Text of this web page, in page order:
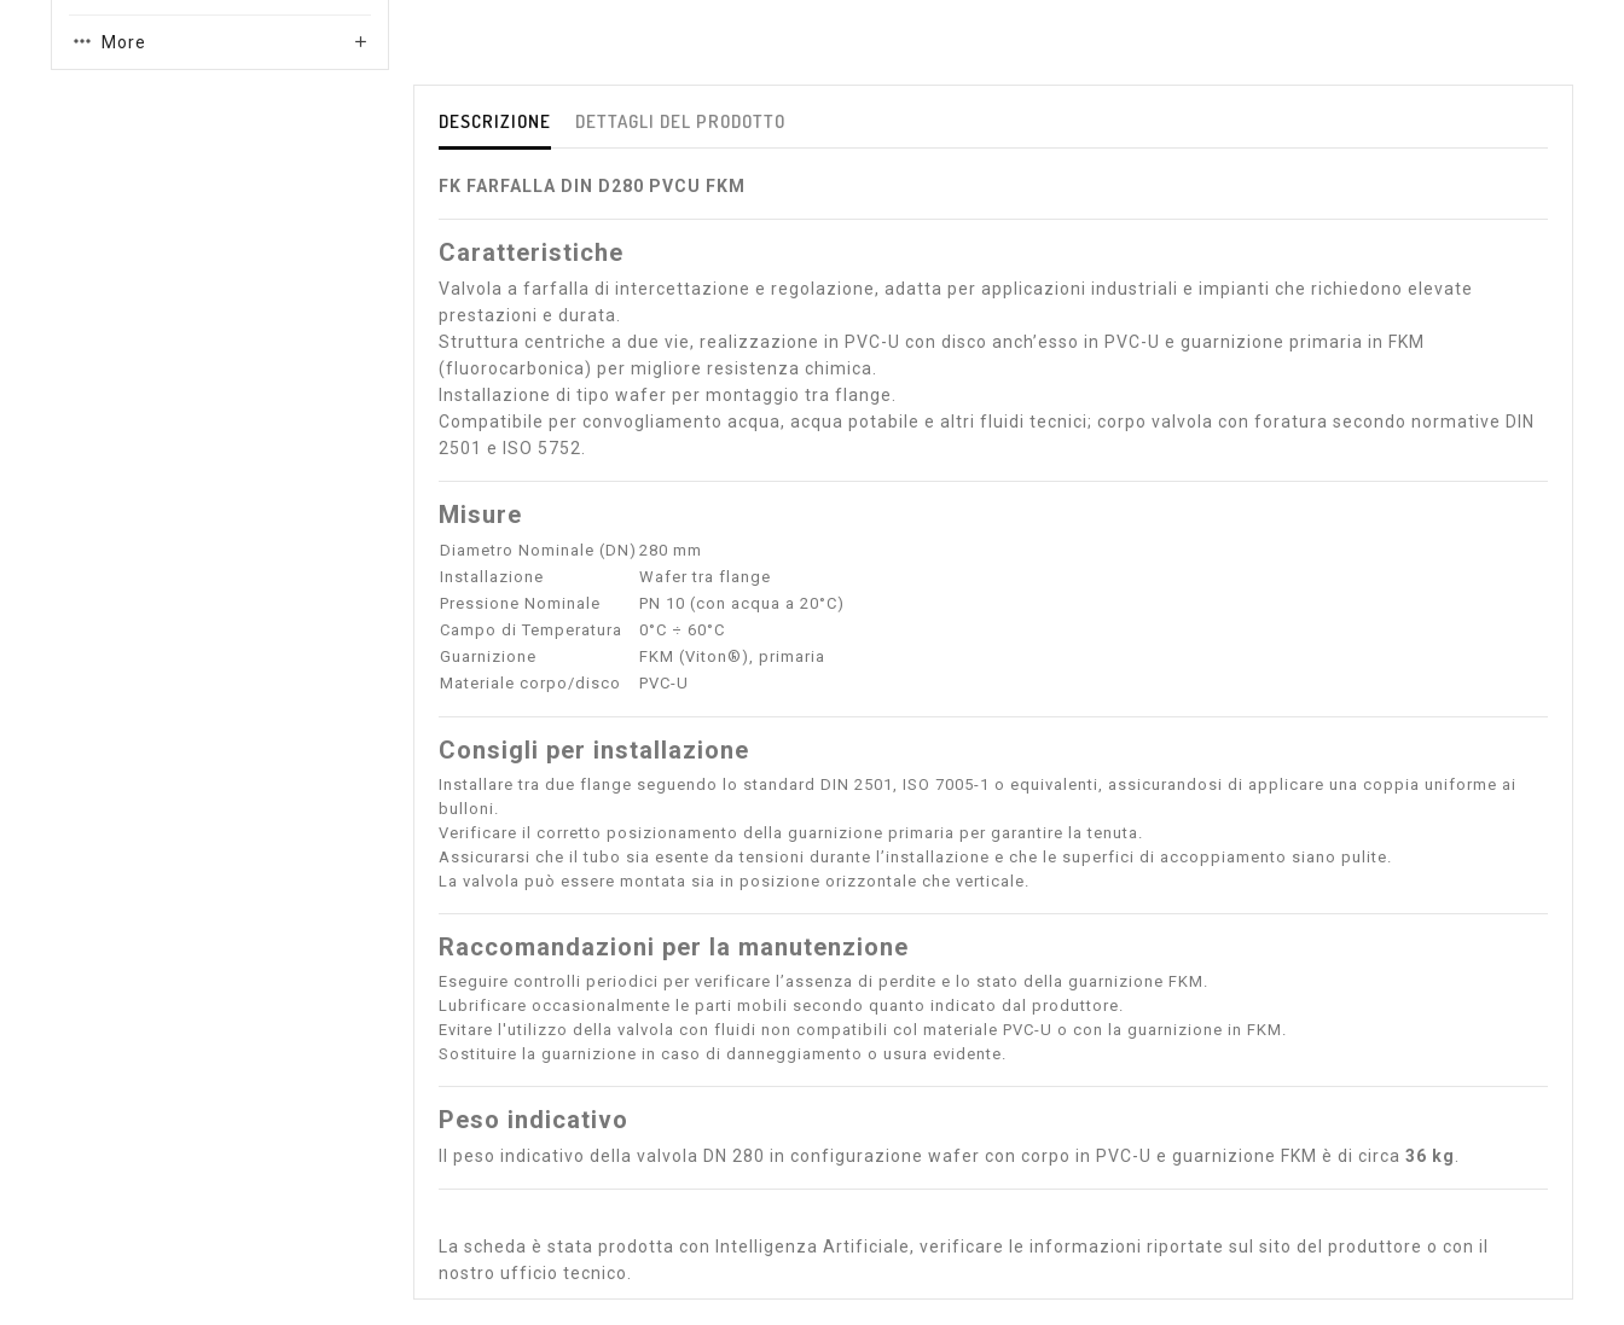
More 
DESCRIZIONE DETTAGLI DEL PRODOTTO
FK FARFALLA DIN D280 PVCU FKM
Caratteristiche
Valvola a farfalla di intercettazione e regolazione, adatta per applicazioni industriali e impianti che richiedono elevate
prestazioni e durata.
Struttura centriche a due vie, realizzazione in PVC-U con disco anch’esso in PVC-U e guarnizione primaria in FKM
(fluorocarbonica) per migliore resistenza chimica.
Installazione di tipo wafer per montaggio tra flange.
Compatibile per convogliamento acqua, acqua potabile e altri fluidi tecnici; corpo valvola con foratura secondo normative DIN
2501 e ISO 5752.
Misure
Diametro Nominale (DN) 280 mm
Installazione
Wafer tra flange
Pressione Nominale
PN 10 (con acqua a 20°C)
Campo di Temperatura
0°C ÷ 60°C
Guarnizione
FKM (Viton®), primaria
Materiale corpo/disco
PVC-U
Consigli per installazione
Installare tra due flange seguendo lo standard DIN 2501, ISO 7005-1 o equivalenti, assicurandosi di applicare una coppia uniforme ai
bulloni.
Verificare il corretto posizionamento della guarnizione primaria per garantire la tenuta.
Assicurarsi che il tubo sia esente da tensioni durante l’installazione e che le superfici di accoppiamento siano pulite.
La valvola può essere montata sia in posizione orizzontale che verticale.
Raccomandazioni per la manutenzione
Eseguire controlli periodici per verificare l’assenza di perdite e lo stato della guarnizione FKM.
Lubrificare occasionalmente le parti mobili secondo quanto indicato dal produttore.
Evitare l'utilizzo della valvola con fluidi non compatibili col materiale PVC-U o con la guarnizione in FKM.
Sostituire la guarnizione in caso di danneggiamento o usura evidente.
Peso indicativo
Il peso indicativo della valvola DN 280 in configurazione wafer con corpo in PVC-U e guarnizione FKM è di circa 36 kg
La scheda è stata prodotta con Intelligenza Artificiale, verificare le informazioni riportate sul sito del produttore o con il
nostro ufficio tecnico.